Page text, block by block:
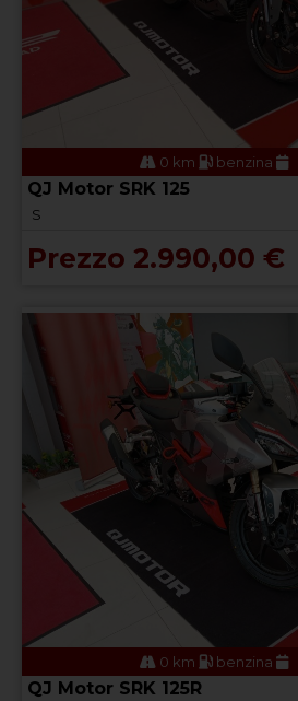
0 km benzina
QJ Motor SRK 125
S
Prezzo 2.990,00 €
0 km benzina
QJ Motor SRK 125R